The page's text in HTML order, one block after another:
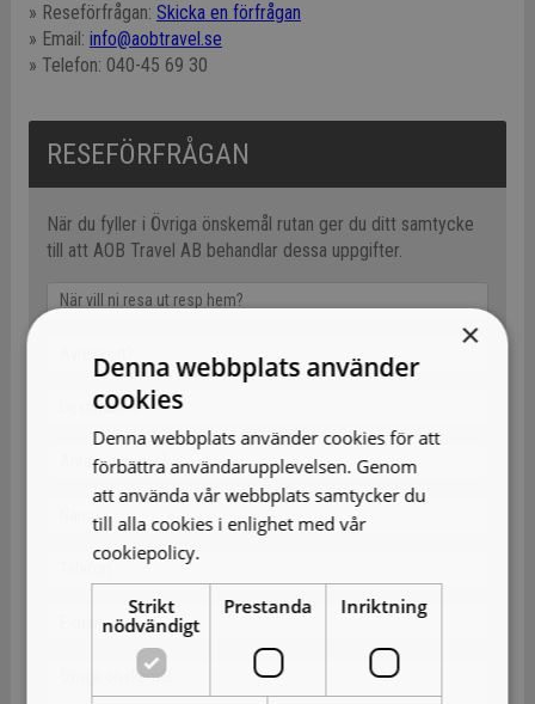
» Reseförfrågan: Skicka en förfrågan
» Email: info@aobtravel.se
» Telefon: 040-45 69 30
RESEFÖRFRÅGAN
När du fyller i Övriga önskemål rutan ger du ditt samtycke
till att AOB Travel AB behandlar dessa uppgifter.
×
Denna webbplats använder
cookies
Denna webbplats använder cookies för att
förbättra användarupplevelsen. Genom
att använda vår webbplats samtycker du
till alla cookies i enlighet med vår
cookiepolicy.
Strikt
nödvändigt
Prestanda Inriktning